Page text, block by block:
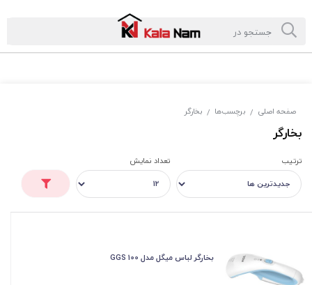
صفحه اصلی / برچسب‌ها / بخارگر
بخارگر
ترتیب تعداد نمایش
بخارگر لباس میگل مدل GGS 100